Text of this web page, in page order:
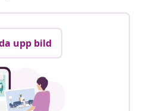
upp bild